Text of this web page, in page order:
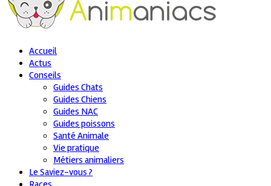
Accueil
Actus
Conseils
Guides Chats
Guides Chiens
Guides NAC
Guides poissons
Santé Animale
Vie pratique
Métiers animaliers
Le Saviez-vous ?